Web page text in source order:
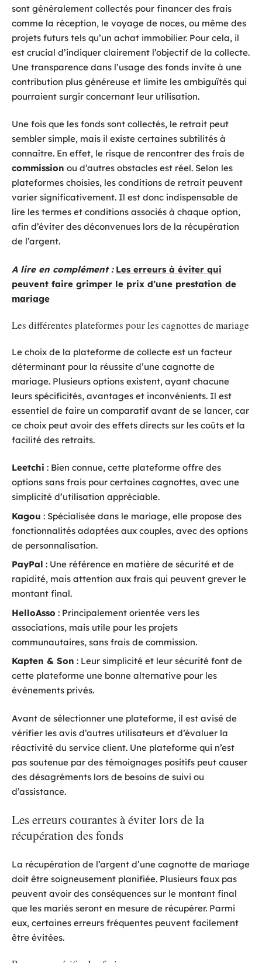
sont généralement collectés pour financer des frais
comme la réception, le voyage de noces, ou même des
projets futurs tels qu’un achat immobilier. Pour cela, il
est crucial d’indiquer clairement l’objectif de la collecte.
Une transparence dans l’usage des fonds invite à une
contribution plus généreuse et limite les ambiguïtés qui
pourraient surgir concernant leur utilisation.
Une fois que les fonds sont collectés, le retrait peut
sembler simple, mais il existe certaines subtilités à
connaître. En effet, le risque de rencontrer des frais de
commission ou d’autres obstacles est réel. Selon les
plateformes choisies, les conditions de retrait peuvent
varier significativement. Il est donc indispensable de
lire les termes et conditions associés à chaque option,
afin d’éviter des déconvenues lors de la récupération
de l’argent.
A lire en complément : Les erreurs à éviter qui
peuvent faire grimper le prix d’une prestation de
mariage
Les différentes plateformes pour les cagnottes de mariage
Le choix de la plateforme de collecte est un facteur
déterminant pour la réussite d’une cagnotte de
mariage. Plusieurs options existent, ayant chacune
leurs spécificités, avantages et inconvénients. Il est
essentiel de faire un comparatif avant de se lancer, car
ce choix peut avoir des effets directs sur les coûts et la
facilité des retraits.
Leetchi : Bien connue, cette plateforme offre des
options sans frais pour certaines cagnottes, avec une
simplicité d’utilisation appréciable.
Kagou : Spécialisée dans le mariage, elle propose des
fonctionnalités adaptées aux couples, avec des options
de personnalisation.
PayPal : Une référence en matière de sécurité et de
rapidité, mais attention aux frais qui peuvent grever le
montant final.
HelloAsso : Principalement orientée vers les
associations, mais utile pour les projets
communautaires, sans frais de commission.
Kapten & Son : Leur simplicité et leur sécurité font de
cette plateforme une bonne alternative pour les
événements privés.
Avant de sélectionner une plateforme, il est avisé de
vérifier les avis d’autres utilisateurs et d’évaluer la
réactivité du service client. Une plateforme qui n’est
pas soutenue par des témoignages positifs peut causer
des désagréments lors de besoins de suivi ou
d’assistance.
Les erreurs courantes à éviter lors de la
récupération des fonds
La récupération de l’argent d’une cagnotte de mariage
doit être soigneusement planifiée. Plusieurs faux pas
peuvent avoir des conséquences sur le montant final
que les mariés seront en mesure de récupérer. Parmi
eux, certaines erreurs fréquentes peuvent facilement
être évitées.